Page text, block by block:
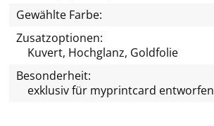
Gewählte Farbe:
Zusatzoptionen:
Kuvert, Hochglanz, Goldfolie
Besonderheit:
exklusiv für myprintcard entworfen